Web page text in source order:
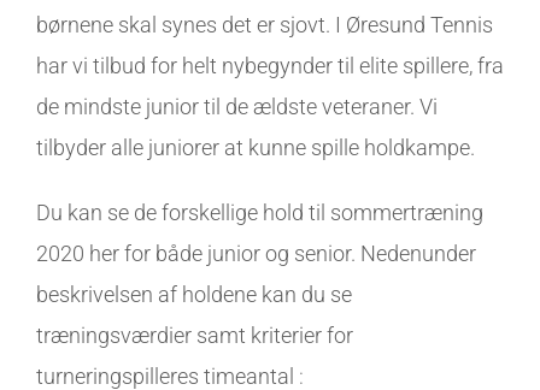
børnene skal synes det er sjovt. I Øresund Tennis
har vi tilbud for helt nybegynder til elite spillere, fra
de mindste junior til de ældste veteraner. Vi
tilbyder alle juniorer at kunne spille holdkampe.
Du kan se de forskellige hold til sommertræning
2020 her for både junior og senior. Nedenunder
beskrivelsen af holdene kan du se
træningsværdier samt kriterier for
turneringspilleres timeantal :